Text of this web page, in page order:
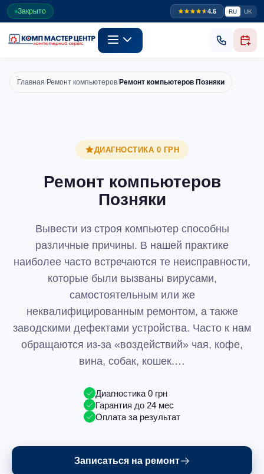
Закрыто 4.6 RU UK
Главная/Ремонт компьютеров/Ремонт компьютеров Позняки
ДИАГНОСТИКА 0 ГРН
Ремонт компьютеров
Позняки
Вывести из строя компьютер способны
различные причины. В нашей практике
наиболее часто встречаются те неисправности,
которые были вызваны вирусами,
самостоятельным или же
неквалифицированным ремонтом, а также
заводскими дефектами устройства. Часто к нам
обращаются из-за «воздействий» чая, кофе,
вина, собак, кошек.…
Диагностика 0 грн
Гарантия до 24 мес
Оплата за результат
Записаться на ремонт